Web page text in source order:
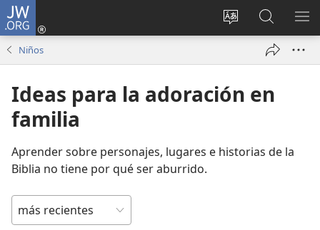
JW.ORG
Cambiar
del sitio
Iniciar
sesión
ventana)
en
jw.org
Niños
Ideas para la adoración en
familia
Aprender sobre personajes, lugares e historias de la
Biblia no tiene por qué ser aburrido.
ORDENAR